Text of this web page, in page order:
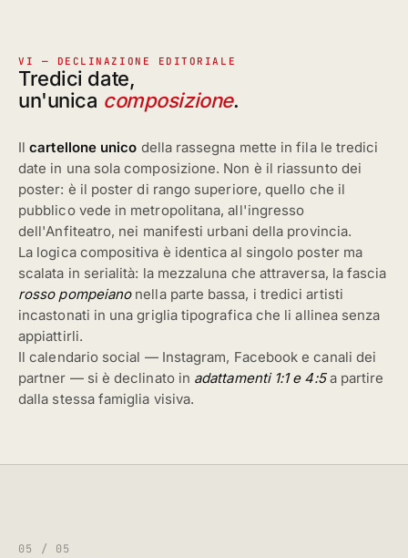
VI — DECLINAZIONE EDITORIALE
Tredici date,
un'unica composizione.
Ilcartellone unico della rassegna mette in fila le tredici
date in una sola composizione. Non è il riassunto dei
poster: è il poster di rango superiore, quello che il
pubblico vede in metropolitana, all'ingresso
dell'Anfiteatro, nei manifesti urbani della provincia.
La logica compositiva è identica al singolo poster ma
scalata in serialità: la mezzaluna che attraversa, la fascia
rosso pompeianonella parte bassa, i tredici artisti
incastonati in una griglia tipografica che li allinea senza
appiattirli.
Il calendario social — Instagram, Facebook e canali dei
partner — si è declinato in adattamenti 1:1 e 4:5a partire
dalla stessa famiglia visiva.
05 / 05